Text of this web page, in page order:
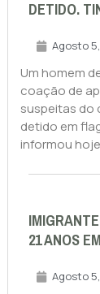
DETIDO.
Agosto
Um homem
coação de
suspeitas do
detido em
informou hoje
21 ANOS
Agosto